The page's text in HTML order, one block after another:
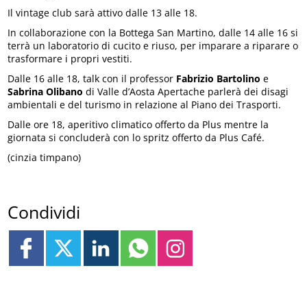
Il vintage club sarà attivo dalle 13 alle 18.
In collaborazione con la Bottega San Martino, dalle 14 alle 16 si
terrà un laboratorio di cucito e riuso, per imparare a riparare o
trasformare i propri vestiti.
Dalle 16 alle 18, talk con il professor Fabrizio Bartolino e
Sabrina Olibano di Valle d’Aosta Apertache parlerà dei disagi
ambientali e del turismo in relazione al Piano dei Trasporti.
Dalle ore 18, aperitivo climatico offerto da Plus mentre la
giornata si concluderà con lo spritz offerto da Plus Café.
(cinzia timpano)
Condividi